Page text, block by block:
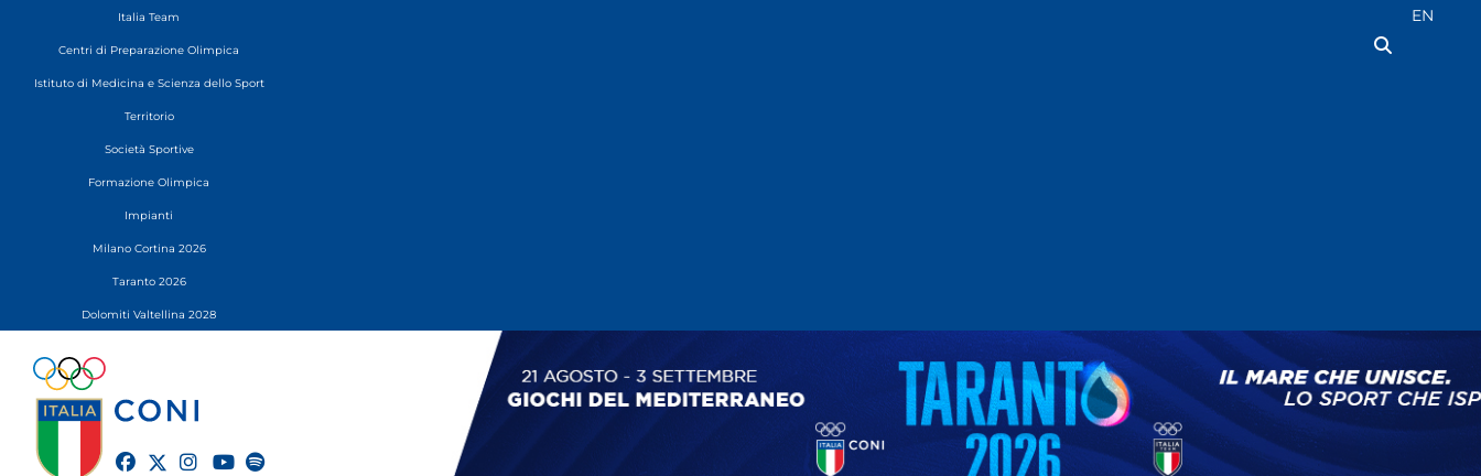
Italia Team
Centri di Preparazione Olimpica
Istituto di Medicina e Scienza dello Sport
Territorio
Società Sportive
Formazione Olimpica
Impianti
Milano Cortina 2026
Taranto 2026
Dolomiti Valtellina 2028
Seleziona
EN
twitter